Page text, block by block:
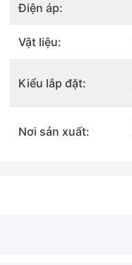
Điện áp:
Vật liệu:
Kiểu lắp đặt:
Nơi sản xuất: